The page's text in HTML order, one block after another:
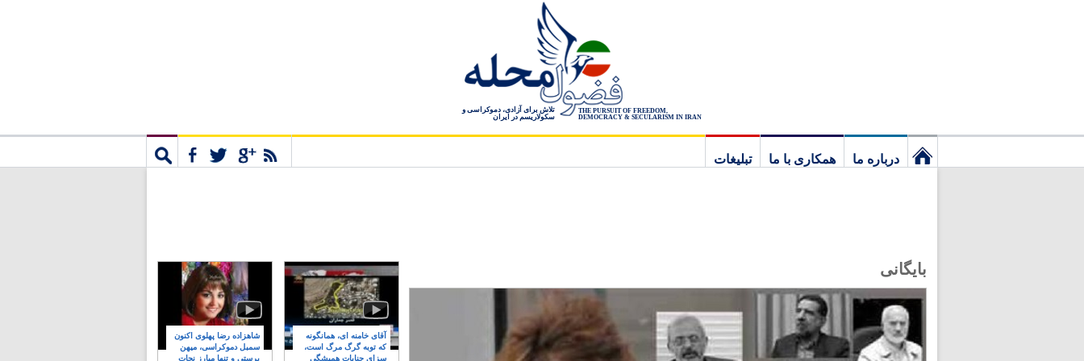
THE PURSUIT OF FREEDOM,
DEMOCRACY & SECULARISM IN IRAN
تلاش برای آزادی، دموکراسی و
سکولاریسم در ایران
درباره ما همکاری با ما
تبلیغات
بایگانی
شاهزاده رضا پهلوی اکنون
سمبل دموکراسی، میهن
پرستی و تنها مبارز نجات
آقای خامنه ای، همانگونه
که توبه گرگ مرگ است،
سزای جنایات همیشگی